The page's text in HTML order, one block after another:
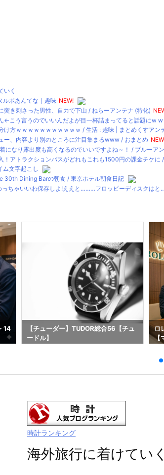
いく
ルポあんてな｜趣味 NEW!
突き刺さった男性、自力で下山 / ねらーアンテナ (特化)
←こう言うのでいいんだよが目一杯詰まってると話題にw
け方ｗｗｗｗｗｗｗｗｗｗｗ / 生活 : 趣味 | まとめくすアン
ー、内容より別のところに注目集まるwww / おまとめ
になり露出度も高くなるのでいいですよね～！ / ブルーア
！アトラクションパスがどれもこれも1500円の課金チケに
ム文字起こし
30th Dining Barの朝食 / 東京ホテル朝食日記
ちゃいいわ保存しよ!ええと………フロッピーディスクは
14
【チューダー】TUDOR総合56【チュ
ードル】
ロ
【
時計ランキング
海外旅行に着けてい